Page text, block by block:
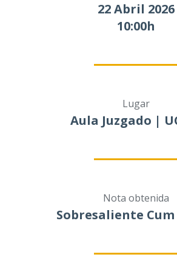
22 Abril 2026
10:00h
Lugar
Aula Juzgado |
Nota obtenida
Sobresaliente